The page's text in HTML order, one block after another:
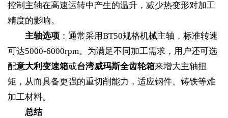
控制主轴在高速运转中产生的温升，减少热变形对加工
精度的影响。
主轴选项：通常采用BT50规格机械主轴，标准转速
可达5000-6000rpm。为满足不同加工需求，用户还可选
配意大利变速箱或台湾威玛斯全齿轮箱来增大主轴扭
矩，从而具备更强的重切削能力，适应钢件、铸铁等难
加工材料。
总结